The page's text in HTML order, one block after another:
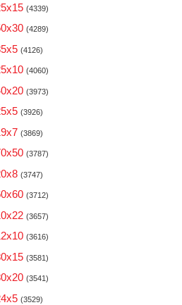
(4339)
(4289)
(4126)
(4060)
(3973)
(3926)
(3869)
(3787)
(3747)
(3712)
(3657)
(3616)
(3581)
(3541)
(3529)